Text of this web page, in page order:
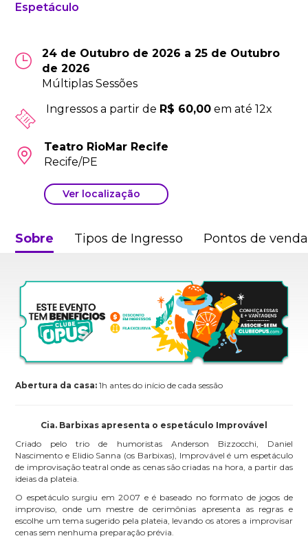
Espetáculo
24 de Outubro de 2026 a 25 de Outubro
de 2026
Múltiplas Sessões
Ingressos a partir de R$ 60,00 em até 12x
Teatro RioMar Recife
Recife/PE
Ver localização
Sobre Tipos de Ingresso Pontos de venda
Abertura da casa: 1h antes do início de cada sessão
Cia. Barbixas apresenta o espetáculo Improvável
Criado pelo trio de humoristas Anderson Bizzocchi, Daniel
Nascimento e Elidio Sanna (os Barbixas), Improvável é um espetáculo
de improvisação teatral onde as cenas são criadas na hora, a partir das
ideias da plateia.
O espetáculo surgiu em 2007 e é baseado no formato de jogos de
improviso, onde um mestre de cerimônias apresenta as regras e
escolhe um tema sugerido pela plateia, levando os atores a improvisar
cenas sem nenhuma preparação prévia.